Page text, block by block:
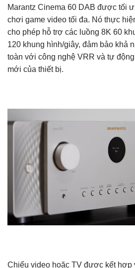
Marantz Cinema 60 DAB được tối
chơi game video tối đa. Nó thực
cho phép hỗ trợ các luồng 8K 60
120 khung hình/giây, đảm bảo khả
toàn với công nghệ VRR và tự
mới của thiết bị.
Chiếu video hoặc TV được kết hợp